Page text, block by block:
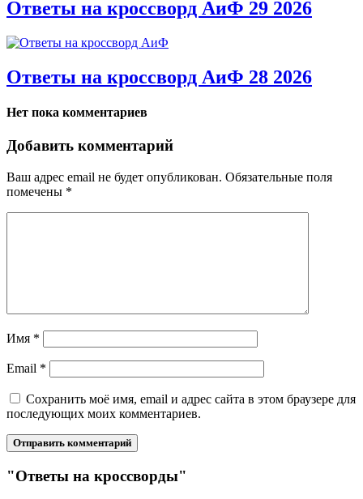
Ответы на кроссворд АиФ 29 2026
Ответы на кроссворд АиФ 28 2026
Нет пока комментариев
Добавить комментарий
Ваш адрес email не будет опубликован. Обязательные поля
помечены *
Имя *
Email *
Сохранить моё имя, email и адрес сайта в этом браузере для
последующих моих комментариев.
"Ответы на кроссворды"